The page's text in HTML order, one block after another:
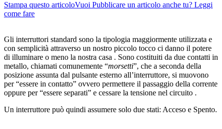
Stampa questo articoloVuoi Pubblicare un articolo anche tu? Leggi
come fare
Gli interruttori standard sono la tipologia maggiormente utilizzata e
con semplicità attraverso un nostro piccolo tocco ci danno il potere
di illuminare o meno la nostra casa . Sono costituiti da due contatti in
metallo, chiamati comunemente “morsetti”, che a seconda della
posizione assunta dal pulsante esterno all’interruttore, si muovono
per “essere in contatto” ovvero permettere il passaggio della corrente
oppure per “essere separati” e cessare la tensione nel circuito .
Un interruttore può quindi assumere solo due stati: Acceso e Spento.